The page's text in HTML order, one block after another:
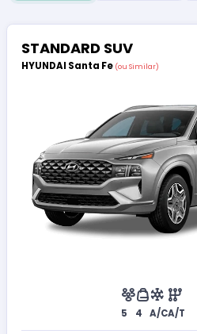
STANDARD SUV
HYUNDAI Santa Fe (ou Similar)
5 4 A/CA/T